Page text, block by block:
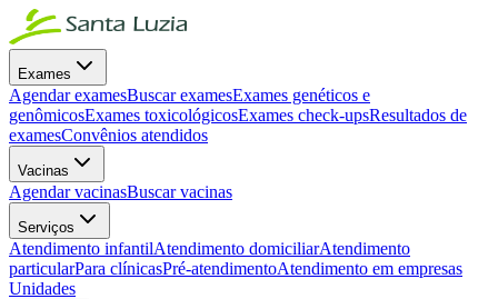
Exames
Agendar examesBuscar examesExames genéticos e
genômicosExames toxicológicosExames check-upsResultados de
examesConvênios atendidos
Vacinas
Agendar vacinasBuscar vacinas
Serviços
Atendimento infantilAtendimento domiciliarAtendimento
particularPara clínicasPré-atendimentoAtendimento em empresas
Unidades